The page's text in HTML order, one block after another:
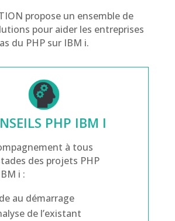
propose un ensemble de
pour aider les entreprises
du PHP sur IBM i.
PHP IBM I
à tous
des projets PHP
i :
au démarrage
de l’existant